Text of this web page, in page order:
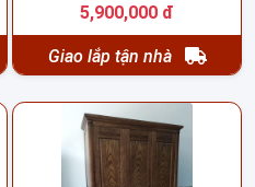
5,900,000 đ
Giao lắp tận nhà